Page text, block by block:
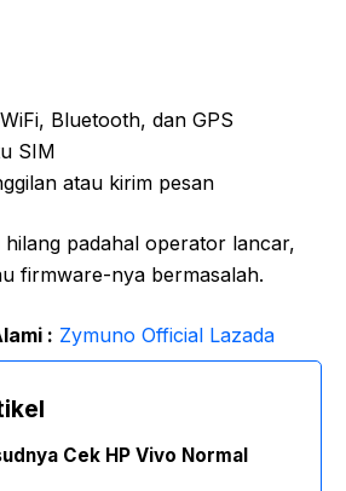
Bluetooth, dan GPS
SIM
atau kirim pesan
hilang padahal operator lancar,
firmware-nya bermasalah.
: Zymuno Official Lazada
Cek HP Vivo Normal